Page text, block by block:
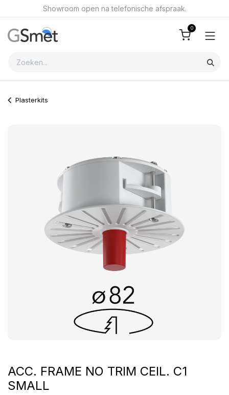
Overslaan naar inhoudShowroom open na telefonische afspraak.
0
Plasterkits
ACC. FRAME NO TRIM CEIL. C1
SMALL